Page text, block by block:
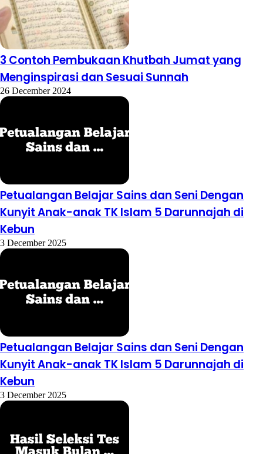
3 Contoh Pembukaan Khutbah Jumat yang
Menginspirasi dan Sesuai Sunnah
26 December 2024
Petualangan Belajar Sains dan Seni Dengan
Kunyit Anak-anak TK Islam 5 Darunnajah di
Kebun
3 December 2025
Petualangan Belajar Sains dan Seni Dengan
Kunyit Anak-anak TK Islam 5 Darunnajah di
Kebun
3 December 2025